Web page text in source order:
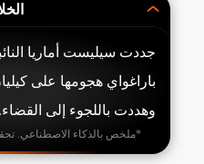
جددت سيليست أماريا
باراغواي هجومها على
وهددت باللجوء إلى القضاء.
*ملخص بالذكاء الاصطناعي.